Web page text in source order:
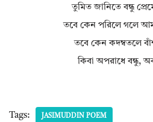
তুমিত জানিতে বন্ধু
তবে কেন পরিলে গলে
তবে কেন কদম্বতলে
কিবা অপরাধে বন্ধু,
Tags: JASIMUDDIN POEM